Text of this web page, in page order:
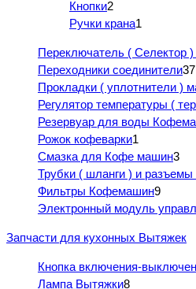
Кнопки2
Ручки крана1
Переключатель ( Селектор
Переходники соединители37
Прокладки ( уплотнители )
Регулятор температуры (
Резервуар для воды
Рожок кофеварки1
Смазка для Кофе машин3
Трубки ( шланги ) и
Фильтры Кофемашин9
Электронный модуль
Запчасти для кухонных Вытяжек
Кнопка включения-
Лампа Вытяжки8